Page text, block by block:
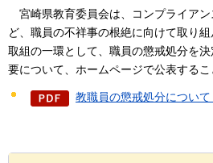
宮崎県教育委員会は、コンプライア
ど、職員の不祥事の根絶に向けて取り
取組の一環として、職員の懲戒処分を
要について、ホームページで公表するこ
教職員の懲戒処分について